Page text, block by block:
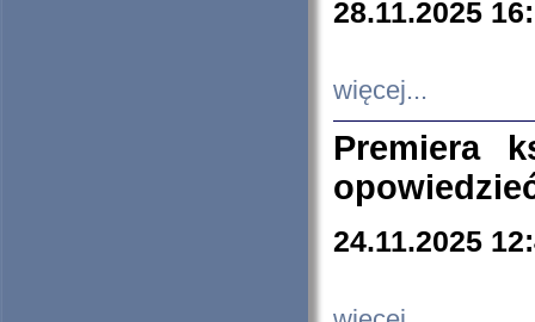
28.11.2025
więcej...
Premiera
24.11.2025